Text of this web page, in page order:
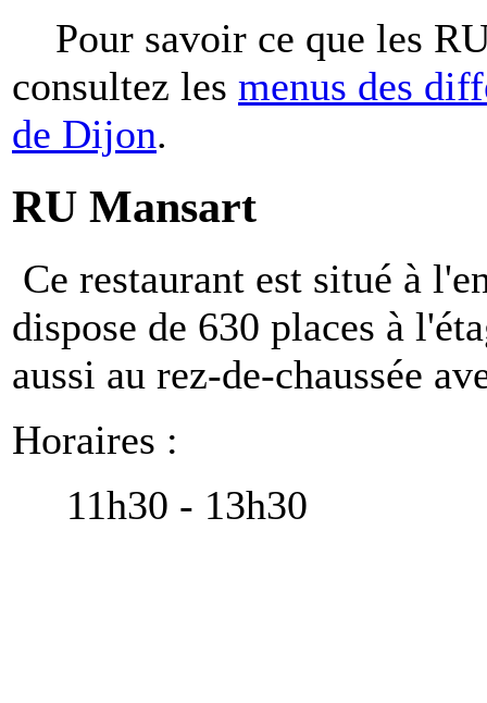
Pour savoir ce que les
consultez les menus des
de Dijon.
RU Mansart
Ce restaurant est situé à
dispose de 630 places à
aussi au rez-de-chaussée
Horaires :
11h30 - 13h30